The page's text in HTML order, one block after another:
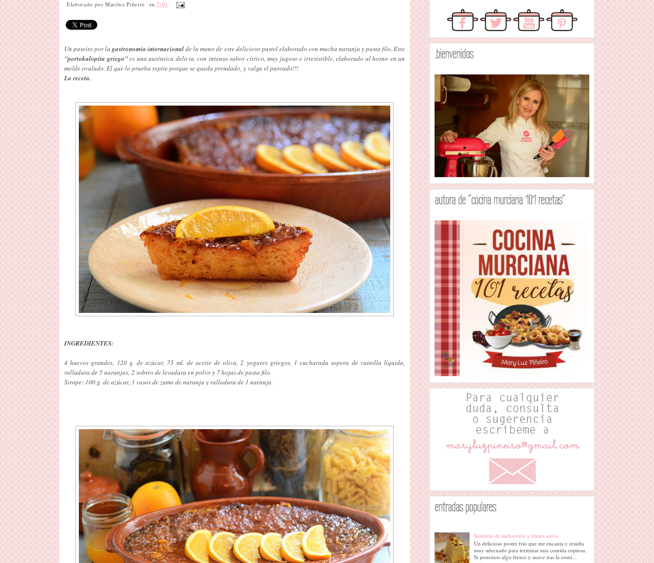
Elaborado porMariluz Piñeiro en7:01
Un paseíto por lagastronomía internacionalde la mano de este delicioso pastel elaborado con mucha naranja y pasta filo. Este
"portokalopita griego"es una auténtica delicia, con intenso sabor cítrico, muy jugoso e irresistible, elaborado al horno en un
molde ovalado. El que lo prueba repite porque se queda prendado, y valga el pareado!!!
La receta.
INGREDIENTES:
4 huevos grandes, 120 g. de azúcar, 75 ml. de aceite de oliva, 2 yogures griegos, 1 cucharada sopera de vainilla líquida,
ralladura de 5 naranjas, 2 sobres de levadura en polvo y 7 hojas de pasta filo.
Sirope: 100 g. de azúcar, 3 vasos de zumo de naranja y ralladura de 1 naranja.
.bienvenidos
autora de "cocina murciana 101 recetas"
entradas populares
Semifrío de melocotón y frutos secos.
Un delicioso postre frío que me encanta y resulta
muy adecuado para terminar una comida copiosa.
Si ponemos algo fresco y suave tras la comi...